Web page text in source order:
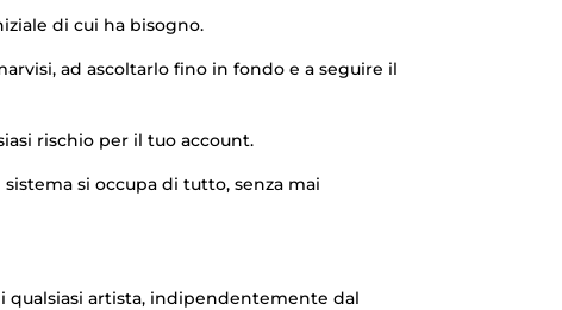
di cui ha bisogno.
ad ascoltarlo fino in fondo e a seguire il
rischio per il tuo account.
si occupa di tutto, senza mai
artista, indipendentemente dal